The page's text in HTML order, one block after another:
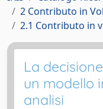
2 Contributo in
2.1 Contributo in
La
un modello
analisi